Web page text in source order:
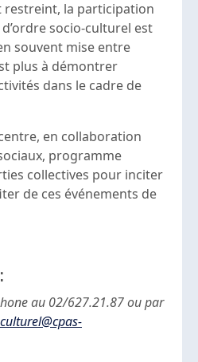
restreint, la participation
socio-culturel est
souvent mise entre
plus à démontrer
dans le cadre de
en collaboration
programme
collectives pour inciter
de ces événements de
au 02/627.21.87 ou par